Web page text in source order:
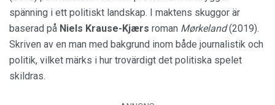
spänning i ett politiskt landskap. I maktens skuggor är
baserad på Niels Krause-Kjærs roman Mørkeland(2019).
Skriven av en man med bakgrund inom både journalistik och
politik, vilket märks i hur trovärdigt det politiska spelet
skildras.